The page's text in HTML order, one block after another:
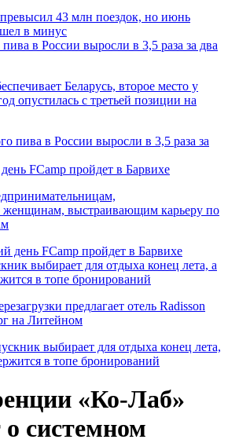
в России выросли в 3,5 раза за два
Беларусь, второе место у
опустилась с третьей позиции на
FCamp пройдет в Барвихе
женщинам, выстраивающим карьеру по
выбирает для отдыха конец лета, а
в топе бронирований
предлагает отель Radisson
на Литейном
«Ко-Лаб»
системном